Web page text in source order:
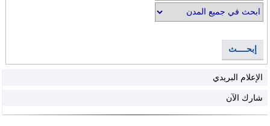
إبحــــث
الإعلام البريدي
شارك الآن